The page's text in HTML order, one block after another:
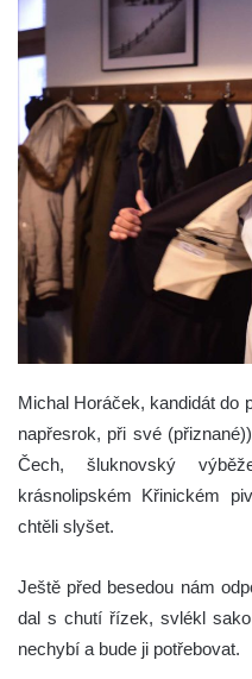
Michal Horáček, kandidát do
napřesrok, při své
Čech, šluknovský
krásnolipském Křinickém
chtěli slyšet.
Ještě před besedou nám
dal s chutí řízek, svlékl
nechybí a bude ji potřebovat.